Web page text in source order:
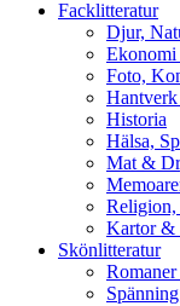
Facklitteratur
Djur,
Ekonomi
Foto,
Historia
Hälsa,
Mat &
Kartor &
Skönlitteratur